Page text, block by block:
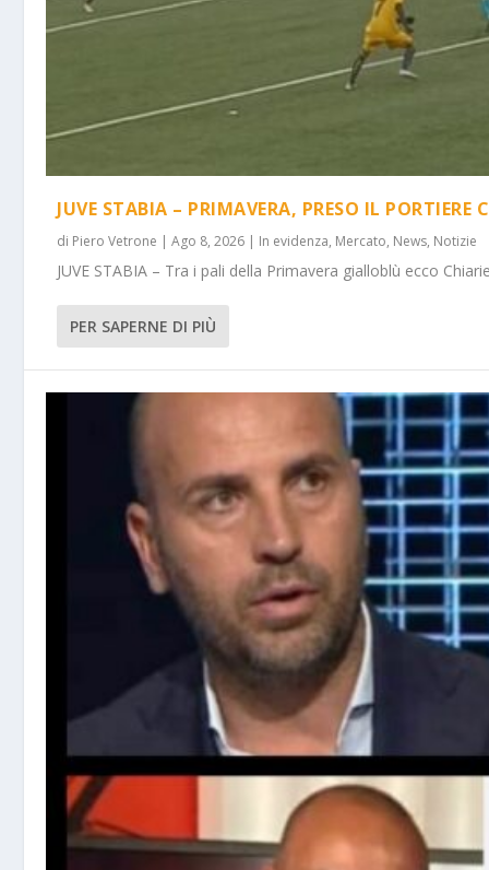
JUVE STABIA – PRIMAVERA, PRESO IL PORTIERE
di Piero Vetrone |Ago 8, 2026 | In evidenza, Mercato, News, Notizie
JUVE STABIA – Tra i pali della Primavera gialloblù ecco
PER SAPERNE DI PIÙ